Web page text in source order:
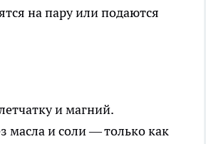
на пару или подаются
и магний.
масла и соли — только как